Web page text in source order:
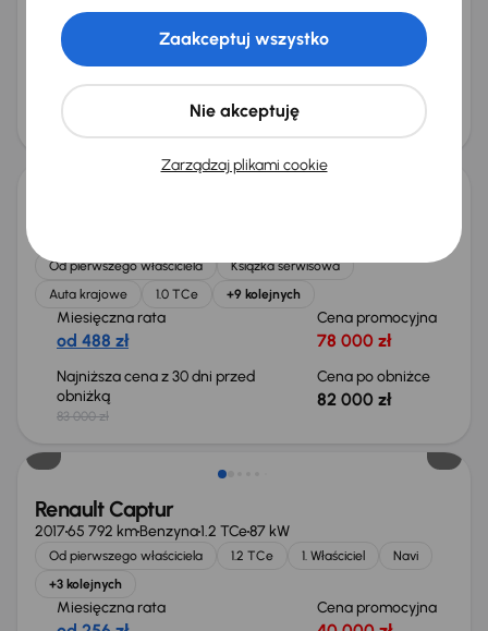
+4 kolejnych
Miesięczna rata
od 211 zł
Cena promocyjna
33 500 zł
Cena
35 500 zł
Taniej o 1 000 zł
Od pierwszego właściciela
Książka serwisowa
Auta krajowe
1.0 TCe +9 kolejnych
Miesięczna rata
od 488 zł
Cena promocyjna
78 000 zł
Najniższa cena z 30 dni przed
obniżką
83 000 zł
Cena po obniżce
82 000 zł
Renault Captur
201765 792 kmBenzyna1.2 TCe87 kW
Od pierwszego właściciela 1.2 TCe 1. Właściciel
Navi
+3 kolejnych
Miesięczna rata Cena promocyjna
Zarządzaj plikami cookie
Nie akceptuję
Zaakceptuj wszystko